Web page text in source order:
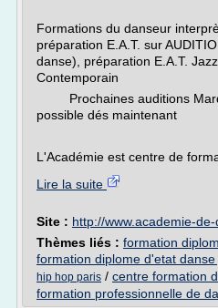
Formations du danseur
préparation E.A.T. sur
danse), préparation E.A.T.
Contemporain
Prochaines auditions
possible dés maintenant
L'Académie est centre de
Lire la suite
Site : http://www.academie-
Thèmes liés : formation
formation diplome d'etat danse
hip hop paris / centre formation
formation professionnelle de